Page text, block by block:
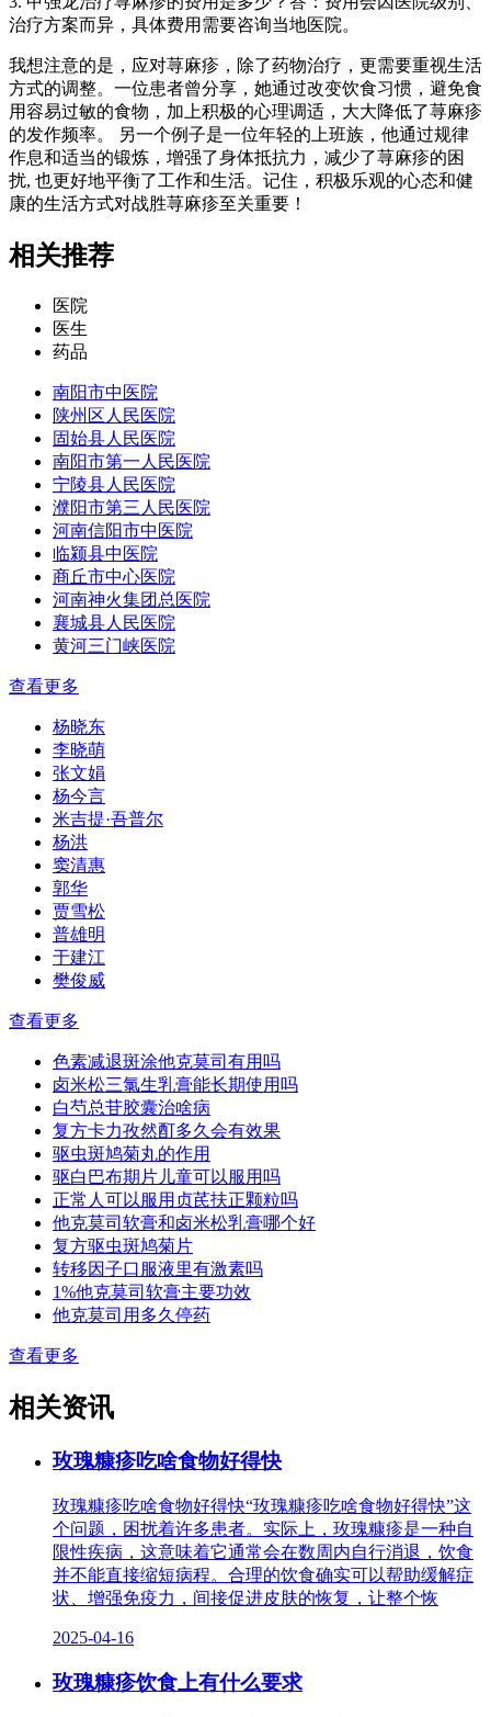
治疗方案而异，具体费用需要咨询当地医院。
我想注意的是，应对荨麻疹，除了药物治疗，更需要重视生活
方式的调整。一位患者曾分享，她通过改变饮食习惯，避免食
用容易过敏的食物，加上积极的心理调适，大大降低了荨麻疹
的发作频率。 另一个例子是一位年轻的上班族，他通过规律
作息和适当的锻炼，增强了身体抵抗力，减少了荨麻疹的困
扰, 也更好地平衡了工作和生活。记住，积极乐观的心态和健
康的生活方式对战胜荨麻疹至关重要！
相关推荐
医院
医生
药品
南阳市中医院
陕州区人民医院
固始县人民医院
南阳市第一人民医院
宁陵县人民医院
濮阳市第三人民医院
河南信阳市中医院
临颍县中医院
商丘市中心医院
河南神火集团总医院
襄城县人民医院
黄河三门峡医院
查看更多
杨晓东
李晓萌
张文娟
杨今言
米吉提·吾普尔
杨洪
窦清惠
郭华
贾雪松
普雄明
于建江
樊俊威
查看更多
色素减退斑涂他克莫司有用吗
卤米松三氯生乳膏能长期使用吗
白芍总苷胶囊治啥病
复方卡力孜然酊多久会有效果
驱虫斑鸠菊丸的作用
驱白巴布期片儿童可以服用吗
正常人可以服用贞芪扶正颗粒吗
他克莫司软膏和卤米松乳膏哪个好
复方驱虫斑鸠菊片
转移因子口服液里有激素吗
1%他克莫司软膏主要功效
他克莫司用多久停药
查看更多
相关资讯
玫瑰糠疹吃啥食物好得快
玫瑰糠疹吃啥食物好得快“玫瑰糠疹吃啥食物好得快”这
个问题，困扰着许多患者。实际上，玫瑰糠疹是一种自
限性疾病，这意味着它通常会在数周内自行消退，饮食
并不能直接缩短病程。合理的饮食确实可以帮助缓解症
状、增强免疫力，间接促进皮肤的恢复，让整个恢
2025-04-16
玫瑰糠疹饮食上有什么要求